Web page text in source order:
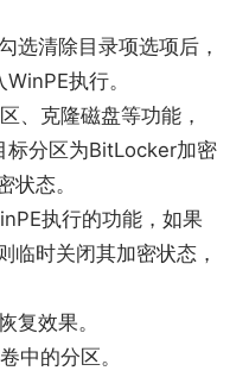
清除目录项选项后，
执行。
克隆磁盘等功能，
标分区为BitLocker加密
态。
执行的功能，如果
临时关闭其加密状态，
效果。
的分区。